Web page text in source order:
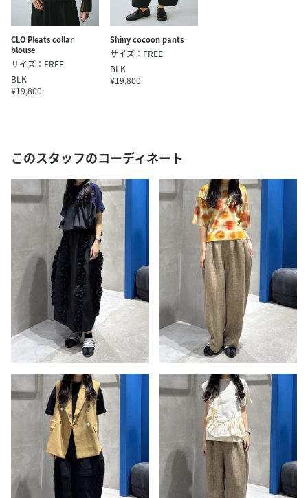
CLO Pleats collar
blouse
サイズ：FREE
BLK
¥19,800
Shiny cocoon pants
サイズ：FREE
BLK
¥19,800
このスタッフのコーディネート